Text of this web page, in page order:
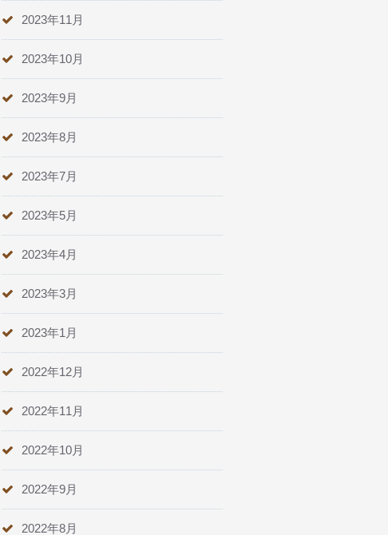
2023年11月
2023年10月
2023年9月
2023年8月
2023年7月
2023年5月
2023年4月
2023年3月
2023年1月
2022年12月
2022年11月
2022年10月
2022年9月
2022年8月